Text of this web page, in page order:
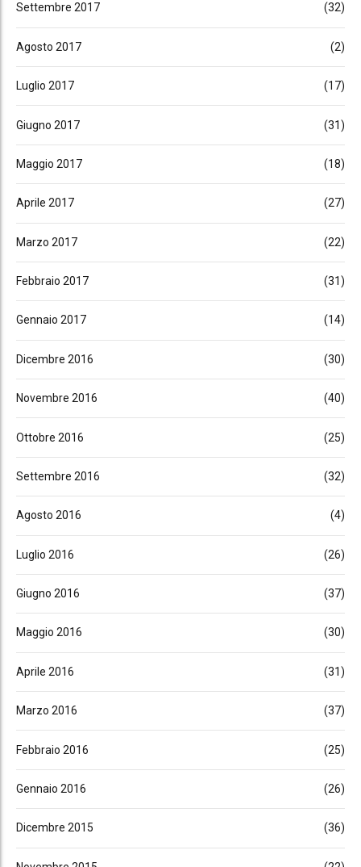
Settembre 2017 (32)
Agosto 2017 (2)
Luglio 2017 (17)
Giugno 2017 (31)
Maggio 2017 (18)
Aprile 2017 (27)
Marzo 2017 (22)
Febbraio 2017 (31)
Gennaio 2017 (14)
Dicembre 2016 (30)
Novembre 2016 (40)
Ottobre 2016 (25)
Settembre 2016 (32)
Agosto 2016 (4)
Luglio 2016 (26)
Giugno 2016 (37)
Maggio 2016 (30)
Aprile 2016 (31)
Marzo 2016 (37)
Febbraio 2016 (25)
Gennaio 2016 (26)
Dicembre 2015 (36)